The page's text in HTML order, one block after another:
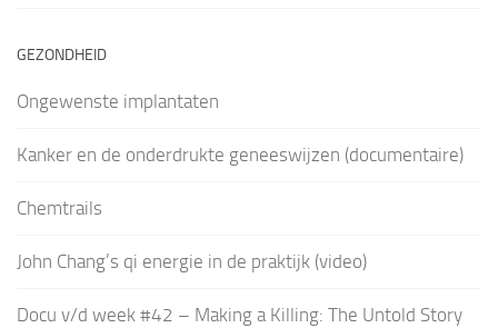
GEZONDHEID
Ongewenste implantaten
Kanker en de onderdrukte geneeswijzen (documentaire)
Chemtrails
John Chang’s qi energie in de praktijk (video)
Docu v/d week #42 – Making a Killing: The Untold Story